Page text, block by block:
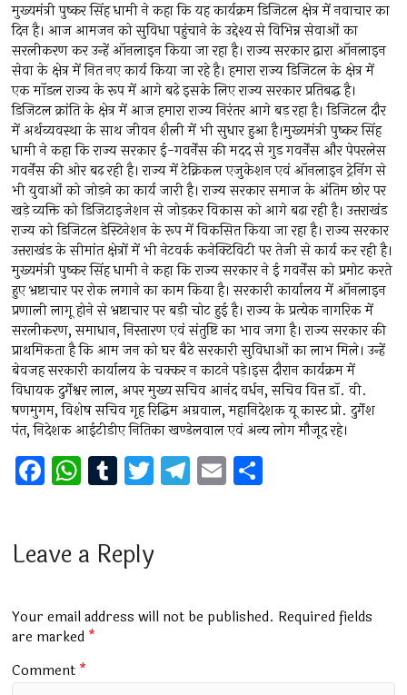
मुख्यमंत्री पुष्कर सिंह धामी ने कहा कि यह कार्यक्रम डिजिटल क्षेत्र में नवाचार का
दिन है। आज आमजन को सुविधा पहुंचाने के उद्देश्य से विभिन्न सेवाओं का
सरलीकरण कर उन्हें ऑनलाइन किया जा रहा है। राज्य सरकार द्वारा ऑनलाइन
सेवा के क्षेत्र में नित नए कार्य किया जा रहे है। हमारा राज्य डिजिटल के क्षेत्र में
एक मॉडल राज्य के रूप में आगे बढ़े इसके लिए राज्य सरकार प्रतिबद्ध है।
डिजिटल क्रांति के क्षेत्र में आज हमारा राज्य निरंतर आगे बड़ रहा है। डिजिटल दौर
में अर्थव्यवस्था के साथ जीवन शैली में भी सुधार हुआ है।मुख्यमंत्री पुष्कर सिंह
धामी ने कहा कि राज्य सरकार ई-गवर्नेंस की मदद से गुड गवर्नेंस और पेपरलेस
गवर्नेंस की ओर बढ़ रही है। राज्य में टेक्निकल एजुकेशन एवं ऑनलाइन ट्रेनिंग से
भी युवाओं को जोड़ने का कार्य जारी है। राज्य सरकार समाज के अंतिम छोर पर
खड़े व्यक्ति को डिजिटाइजेशन से जोड़कर विकास को आगे बढ़ा रही है। उत्तराखंड
राज्य को डिजिटल डेस्टिनेशन के रूप में विकसित किया जा रहा है। राज्य सरकार
उत्तराखंड के सीमांत क्षेत्रों में भी नेटवर्क कनेक्टिविटी पर तेजी से कार्य कर रही है।
मुख्यमंत्री पुष्कर सिंह धामी ने कहा कि राज्य सरकार ने ई गवर्नेंस को प्रमोट करते
हुए भ्रष्टाचार पर रोक लगाने का काम किया है। सरकारी कार्यालय में ऑनलाइन
प्रणाली लागू होने से भ्रष्टाचार पर बड़ी चोट हुई है। राज्य के प्रत्येक नागरिक में
सरलीकरण, समाधान, निस्तारण एवं संतुष्टि का भाव जगा है। राज्य सरकार की
प्राथमिकता है कि आम जन को घर बैठे सरकारी सुविधाओं का लाभ मिले। उन्हें
बेवजह सरकारी कार्यालय के चक्कर न काटने पड़े।इस दौरान कार्यक्रम में
विधायक दुर्गेश्वर लाल, अपर मुख्य सचिव आनंद वर्धन, सचिव वित्त डॉ. वी.
षणमुगम, विशेष सचिव गृह रिद्धिम अग्रवाल, महानिदेशक यू कास्ट प्रो. दुर्गेश
पंत, निदेशक आईटीडीए नितिका खण्डेलवाल एवं अन्य लोग मौजूद रहे।
F
a
b
o
k
W
h
s
p
p
T
u
bl
T
wi
er
T
el
m
E
m
Leave a Reply
Your email address will not be published. Required fields
are marked *
Comment *